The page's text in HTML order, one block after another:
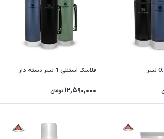
فلاسک استنلی 1 لیتر دسته دار
12,590,000 تومان